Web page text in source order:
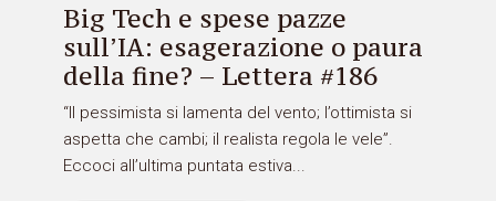
Big Tech e spese pazze
sull’IA: esagerazione o paura
della fine? – Lettera #186
“Il pessimista si lamenta del vento; l’ottimista si
aspetta che cambi; il realista regola le vele”.
Eccoci all’ultima puntata estiva...